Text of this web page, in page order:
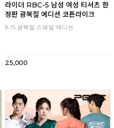
라이더 RBC-5 남성 여성 티셔츠 한
정판 광복절 에디션 코튼라이크
8.15 광복절 스페셜 에디션
25,000